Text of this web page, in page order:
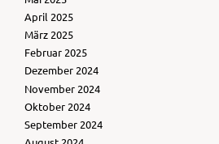
April 2025
März 2025
Februar 2025
Dezember 2024
November 2024
Oktober 2024
September 2024